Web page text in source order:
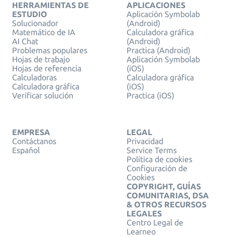
HERRAMIENTAS DE
ESTUDIO
Solucionador
Matemático de IA
AI Chat
Problemas populares
Hojas de trabajo
Hojas de referencia
Calculadoras
Calculadora gráfica
Verificar solución
APLICACIONES
Aplicación Symbolab
(Android)
Calculadora gráfica
(Android)
Practica (Android)
Aplicación Symbolab
(iOS)
Calculadora gráfica
(iOS)
Practica (iOS)
EMPRESA
Contáctanos
Español
LEGAL
Privacidad
Service Terms
Política de cookies
Configuración de
Cookies
COPYRIGHT, GUÍAS
COMUNITARIAS, DSA
& OTROS RECURSOS
LEGALES
Centro Legal de
Learneo